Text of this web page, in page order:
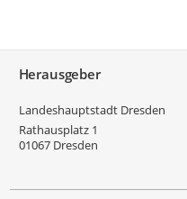
Herausgeber
Landeshauptstadt Dresden
Rathausplatz 1
01067 Dresden